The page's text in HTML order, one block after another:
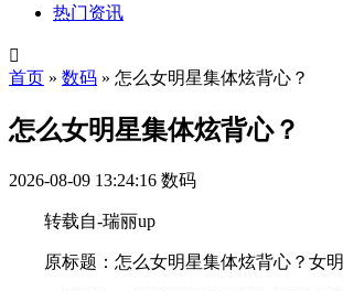
热门资讯

首页 » 数码 » 怎么女明星集体炫背心？
怎么女明星集体炫背心？
2026-08-09 13:24:16 数码
转载自-瑞丽up
原标题：怎么女明星集体炫背心？女明